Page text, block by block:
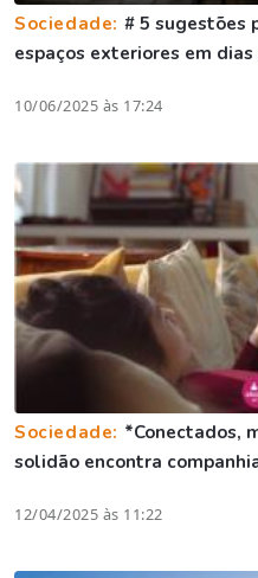
Sociedade: # 5 sugestões
espaços exteriores em
10/06/2025 às 17:24
Sociedade: *Conectados,
solidão encontra
12/04/2025 às 11:22